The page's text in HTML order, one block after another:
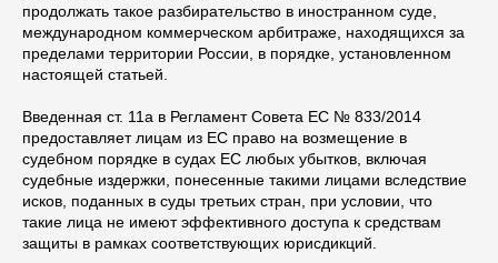
продолжать такое разбирательство в иностранном суде,
международном коммерческом арбитраже, находящихся за
пределами территории России, в порядке, установленном
настоящей статьей.
Введенная ст. 11a в Регламент Совета ЕС № 833/2014
предоставляет лицам из ЕС право на возмещение в
судебном порядке в судах ЕС любых убытков, включая
судебные издержки, понесенные такими лицами вследствие
исков, поданных в суды третьих стран, при условии, что
такие лица не имеют эффективного доступа к средствам
защиты в рамках соответствующих юрисдикций.